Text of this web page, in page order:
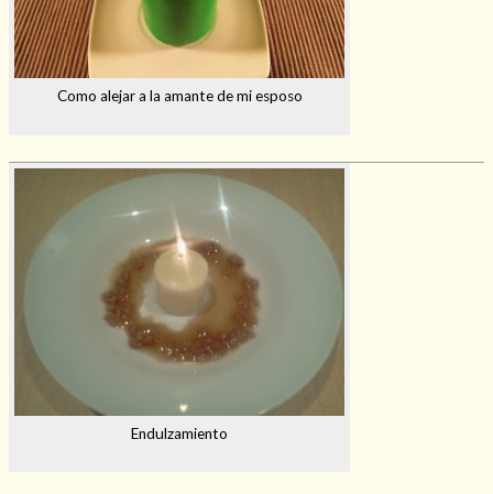
Como alejar a la amante de mi esposo
Endulzamiento